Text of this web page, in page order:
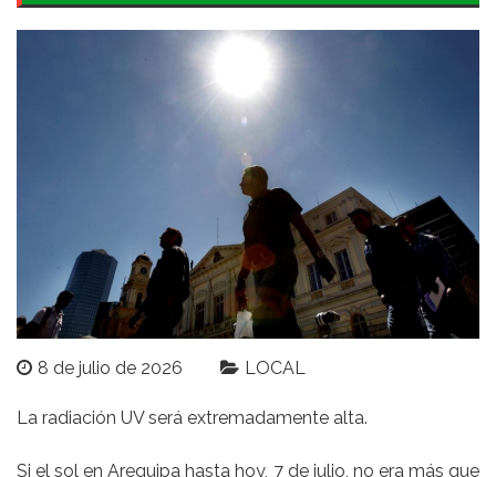
8 de julio de 2026 LOCAL
La radiación UV será extremadamente alta.
Si el sol en Arequipa hasta hoy, 7 de julio, no era más que